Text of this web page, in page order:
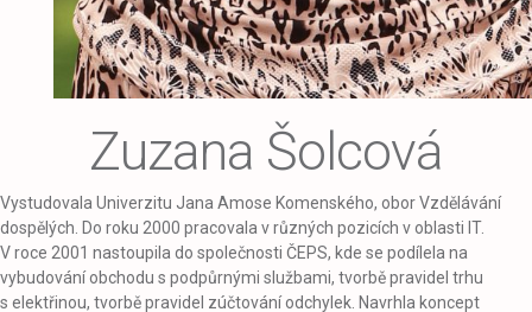
Zuzana Šolcová
Vystudovala Univerzitu Jana Amose Komenského, obor Vzdělávání
dospělých. Do roku 2000 pracovala v různých pozicích v oblasti IT.
V roce 2001 nastoupila do společnosti ČEPS, kde se podílela na
vybudování obchodu s podpůrnými službami, tvorbě pravidel trhu
s elektřinou, tvorbě pravidel zúčtování odchylek. Navrhla koncept